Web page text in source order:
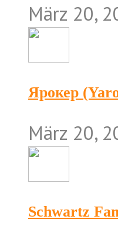
März 20,
Ярокер
März 20,
Schwartz